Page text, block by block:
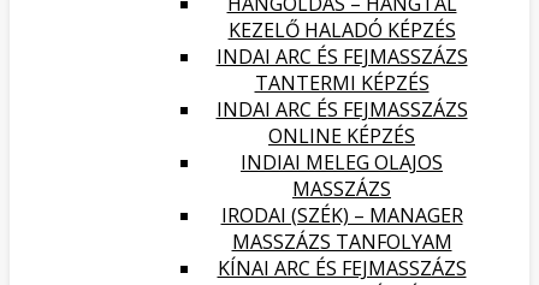
KEZELŐ HALADÓ KÉPZÉS
INDAI ARC ÉS FEJMASSZÁZS
TANTERMI KÉPZÉS
INDAI ARC ÉS FEJMASSZÁZS
ONLINE KÉPZÉS
INDIAI MELEG OLAJOS
MASSZÁZS
IRODAI (SZÉK) – MANAGER
MASSZÁZS TANFOLYAM
KÍNAI ARC ÉS FEJMASSZÁZS